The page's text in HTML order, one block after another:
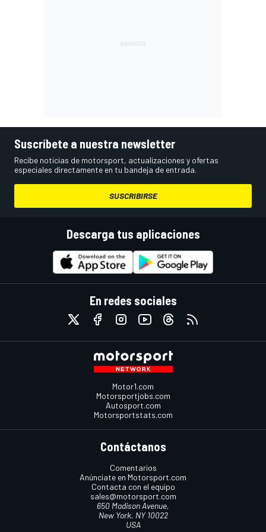
Suscríbete a nuestra newsletter
Recibe noticias de motorsport, actualizaciones y ofertas
especiales directamente en tu bandeja de entrada.
SUSCRIBIRSE
Descarga tus aplicaciones
En redes sociales
Motor1.com
Motorsportjobs.com
Autosport.com
Motorsportstats.com
Contáctanos
Comentarios
Anúnciate en Motorsport.com
Contacta con el equipo
sales@motorsport.com
650 Madison Avenue,
New York, NY 10022
USA